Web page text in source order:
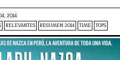
2014
RELEVANTES RESUMEN 2014 TIME TOPS